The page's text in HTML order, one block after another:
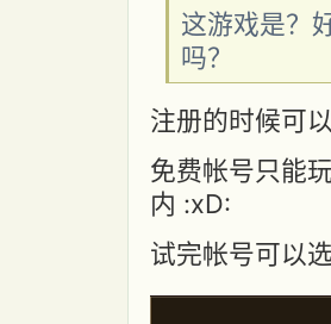
这游戏是？
吗？
注册的时候可
免费帐号只能
内 :xD:
试完帐号可以